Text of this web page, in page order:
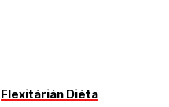
Flexitárián Diéta